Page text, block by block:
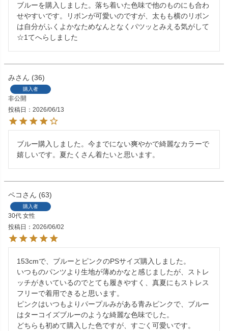
ブルーを購入しました。落ち着いた色味で他のものにも合わ
せやすいです。リボンが可愛いのですが、太もも横のリボン
は自分がふくよかなためなんとなくパツッとみえる気がして
☆1てへらしました
み 36
購入者
非公開
投稿日
2026/06/13
ブルー購入しました。今までにない爽やかで綺麗なカラーで
嬉しいです。夏たくさん着たいと思います。
ペコ 63
購入者
30代 女性
投稿日
2026/06/02
153cmで、ブルーとピンクのPSサイズ購入しました。
いつものパンツより生地が薄めかなと感じましたが、ストレ
ッチがきいているのでとても履きやすく、真夏にもストレス
フリーで着用できると思います。
ピンクはいつもよりパープルみがある青みピンクで、ブルー
はターコイズブルーのような綺麗な色味でした。
どちらも初めて購入した色ですが、すごく可愛いです。